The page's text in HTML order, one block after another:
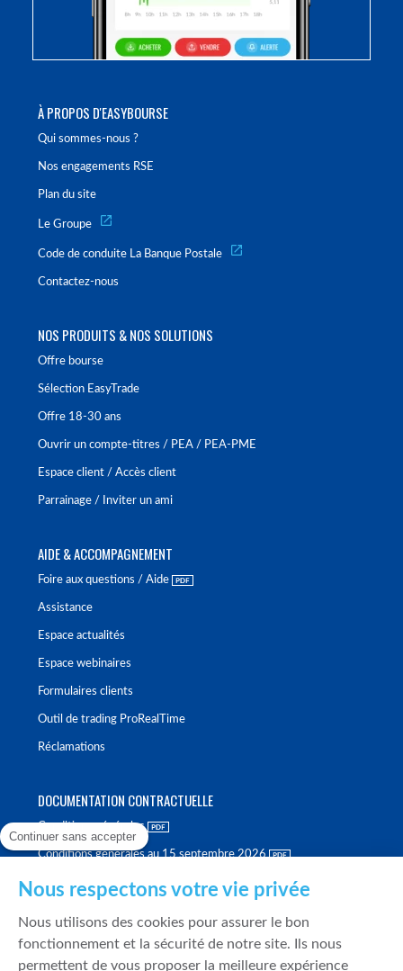
À PROPOS D'EASYBOURSE
Qui sommes-nous ?
Nos engagements RSE
Plan du site
Le Groupe
Code de conduite La Banque Postale
Contactez-nous
NOS PRODUITS & NOS SOLUTIONS
Offre bourse
Sélection EasyTrade
Offre 18-30 ans
Ouvrir un compte-titres / PEA / PEA-PME
Espace client / Accès client
Parrainage / Inviter un ami
AIDE & ACCOMPAGNEMENT
Foire aux questions / Aide
Assistance
Espace actualités
Espace webinaires
Formulaires clients
Outil de trading ProRealTime
Réclamations
DOCUMENTATION CONTRACTUELLE
Conditions générales
Conditions générales au 15 septembre 2026
Politique de meilleure sélection
Politique de durabilité
Continuer sans accepter
Nous respectons votre vie privée
Nous utilisons des cookies pour assurer le bon
fonctionnement et la sécurité de notre site. Ils nous
permettent de vous proposer la meilleure expérience